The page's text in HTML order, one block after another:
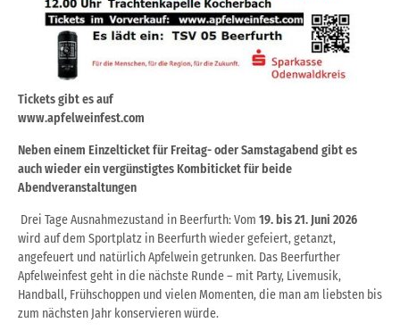
Tickets gibt es auf
www.apfelweinfest.com
Neben einem Einzelticket für Freitag- oder Samstagabend gibt es
auch wieder ein vergünstigtes Kombiticket für beide
Abendveranstaltungen
Drei Tage Ausnahmezustand in Beerfurth: Vom 19. bis 21. Juni 2026
wird auf dem Sportplatz in Beerfurth wieder gefeiert, getanzt,
angefeuert und natürlich Apfelwein getrunken. Das Beerfurther
Apfelweinfest geht in die nächste Runde – mit Party, Livemusik,
Handball, Frühschoppen und vielen Momenten, die man am liebsten bis
zum nächsten Jahr konservieren würde.